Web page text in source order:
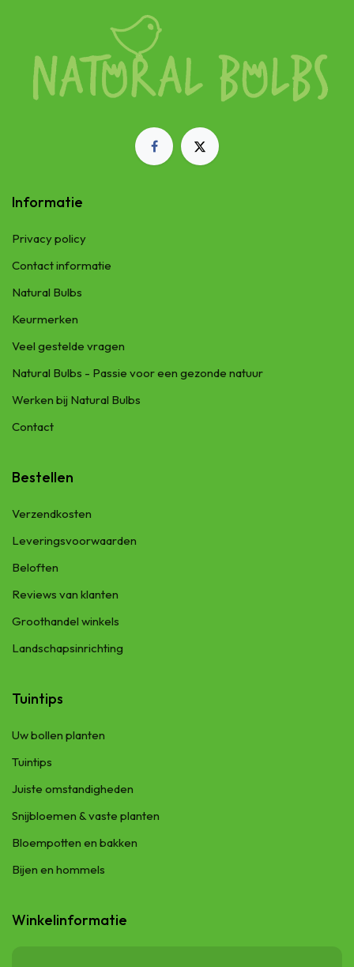
Informatie
Privacy policy
Contact informatie
Natural Bulbs
Keurmerken
Veel gestelde vragen
Natural Bulbs - Passie voor een gezonde natuur
Werken bij Natural Bulbs
Contact
Bestellen
Verzendkosten
Leveringsvoorwaarden
Beloften
Reviews van klanten
Groothandel winkels
Landschapsinrichting
Tuintips
Uw bollen planten
Tuintips
Juiste omstandigheden
Snijbloemen & vaste planten
Bloempotten en bakken
Bijen en hommels
Winkelinformatie